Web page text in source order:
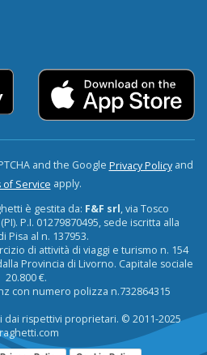
and the Google Privacy Policyand
of Service apply.
è gestita da: F&F srl, via Tosco
P.I. 01279870495, sede iscritta alla
Pisa al n. 137953.
di attività di viaggi e turismo n. 154
Provincia di Livorno. Capitale sociale
20.800 €.
con numero polizza n.732864315
dai rispettivi proprietari. © 2011-2025